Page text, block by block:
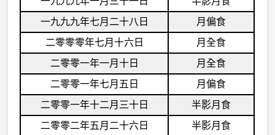
一九九九年七月二十八日
月偏食
二零零零年七月十六日
月全食
二零零一年一月十日
月全食
二零零一年七月五日
月偏食
二零零一年十二月三十日
半影月食
二零零二年五月二十六日
半影月食